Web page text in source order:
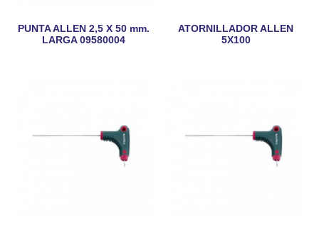
PUNTA ALLEN 2,5 X 50 mm.
LARGA 09580004
ATORNILLADOR ALLEN
5X100